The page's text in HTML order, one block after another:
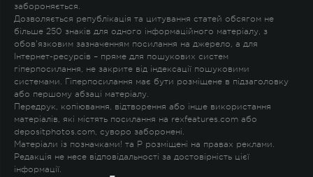
забороняється.
Дозволяється републікація та цитування статей обсягом не
більше 250 знаків для одного інформаційного матеріалу, з
обов'язковим зазначенням посилання на джерело, а для
Інтернет-ресурсів – пряме для пошукових систем
гіперпосилання, не закрите від індексації пошуковими
системами. Гіперпосилання має бути розміщене в підзаголовку
або першому абзаці матеріалу.
Передрук, копіювання, відтворення або інше використання
матеріалів, які містять посилання на rexfeatures.com або
depositphotos.com, суворо заборонені.
Матеріали із позначками! та P розміщені на правах реклами.
Редакція не несе відповідальності за достовірність цієї
інформації.